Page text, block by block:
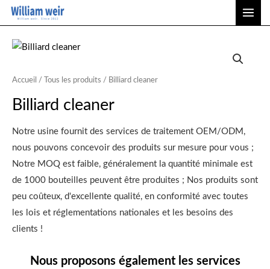
Aller
au
contenu
Accueil / Tous les produits / Billiard cleaner
Billiard cleaner
Notre usine fournit des services de traitement OEM/ODM,
nous pouvons concevoir des produits sur mesure pour vous ;
Notre MOQ est faible, généralement la quantité minimale est
de 1000 bouteilles peuvent être produites ; Nos produits sont
peu coûteux, d'excellente qualité, en conformité avec toutes
les lois et réglementations nationales et les besoins des
clients !
Nous proposons également les services